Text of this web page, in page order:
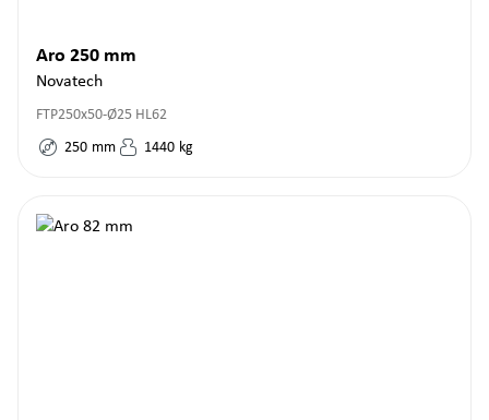
Aro 250 mm
Novatech
FTP250x50-Ø25 HL62
250 mm 1440 kg